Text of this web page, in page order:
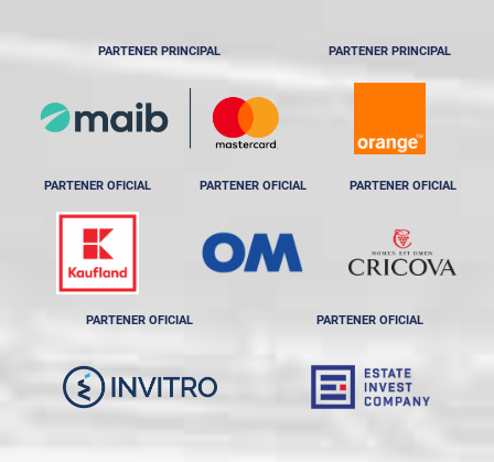
PARTENER PRINCIPAL PARTENER PRINCIPAL
PARTENER OFICIAL PARTENER OFICIAL PARTENER OFICIAL
PARTENER OFICIAL PARTENER OFICIAL